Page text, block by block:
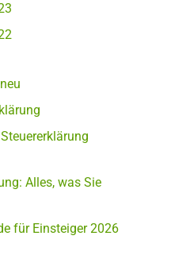
Alles, was Sie
für Einsteiger 2026